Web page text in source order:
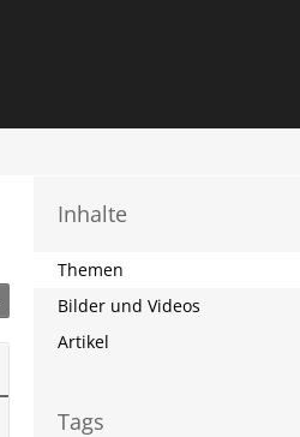
Inhalte
Themen
Bilder und Videos
Artikel
Tags